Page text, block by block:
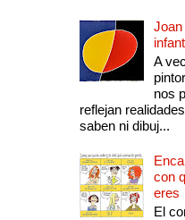
A
nos
reflejan
saben ni dibuj...
con
eres
El